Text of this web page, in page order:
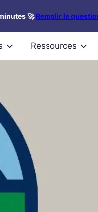
🚀Remplir le
Ressources